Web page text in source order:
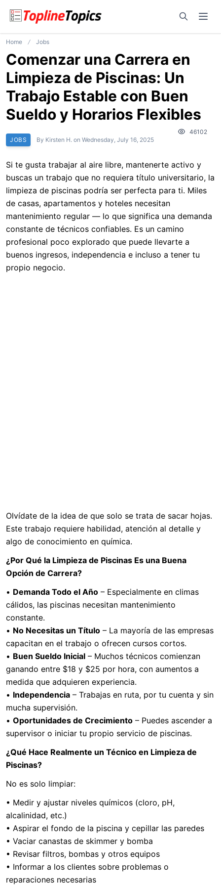
Open
Home Jobs
Comenzar una Carrera en
Limpieza de Piscinas: Un
Trabajo Estable con Buen
Sueldo y Horarios Flexibles
JOBS By Kirsten H. on Wednesday, July 16, 2025
46102
Si te gusta trabajar al aire libre, mantenerte activo y
buscas un trabajo que no requiera título universitario, la
limpieza de piscinas podría ser perfecta para ti. Miles
de casas, apartamentos y hoteles necesitan
mantenimiento regular — lo que significa una demanda
constante de técnicos confiables. Es un camino
profesional poco explorado que puede llevarte a
buenos ingresos, independencia e incluso a tener tu
propio negocio.
Olvídate de la idea de que solo se trata de sacar hojas.
Este trabajo requiere habilidad, atención al detalle y
algo de conocimiento en química.
¿Por Qué la Limpieza de Piscinas Es una Buena
Opción de Carrera?
• Demanda Todo el Año – Especialmente en climas
cálidos, las piscinas necesitan mantenimiento
constante.
• No Necesitas un Título – La mayoría de las empresas
capacitan en el trabajo o ofrecen cursos cortos.
• Buen Sueldo Inicial – Muchos técnicos comienzan
ganando entre $18 y $25 por hora, con aumentos a
medida que adquieren experiencia.
• Independencia – Trabajas en ruta, por tu cuenta y sin
mucha supervisión.
• Oportunidades de Crecimiento – Puedes ascender a
supervisor o iniciar tu propio servicio de piscinas.
¿Qué Hace Realmente un Técnico en Limpieza de
Piscinas?
No es solo limpiar:
• Medir y ajustar niveles químicos (cloro, pH,
alcalinidad, etc.)
• Aspirar el fondo de la piscina y cepillar las paredes
• Vaciar canastas de skimmer y bomba
• Revisar filtros, bombas y otros equipos
• Informar a los clientes sobre problemas o
reparaciones necesarias